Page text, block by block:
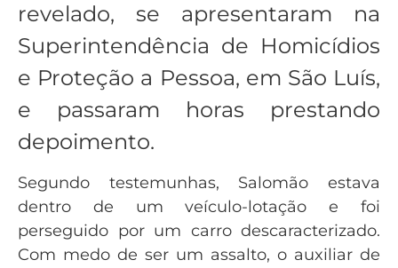
revelado, se apresentaram na
Superintendência de Homicídios
e Proteção a Pessoa, em São Luís,
e passaram horas prestando
depoimento.
Segundo testemunhas, Salomão estava
dentro de um veículo-lotação e foi
perseguido por um carro descaracterizado.
Com medo de ser um assalto, o auxiliar de